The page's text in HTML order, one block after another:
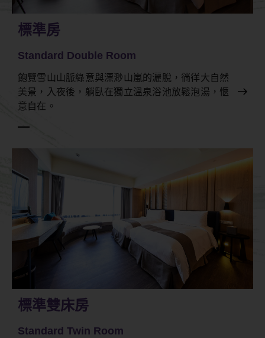
標準房
Standard Double Room
飽覽雪山山脈綠意與漂渺山嵐的灑脫，徜徉大自然
美景，入夜後，躺臥在獨立溫泉浴池放鬆泡湯，愜
意自在。
標準雙床房
Standard Twin Room